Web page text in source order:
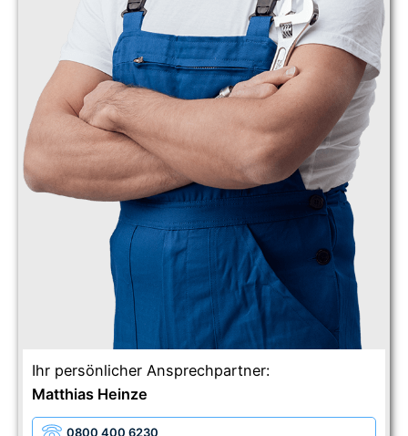
Ihr persönlicher Ansprechpartner:
Matthias Heinze
0800 400 6230